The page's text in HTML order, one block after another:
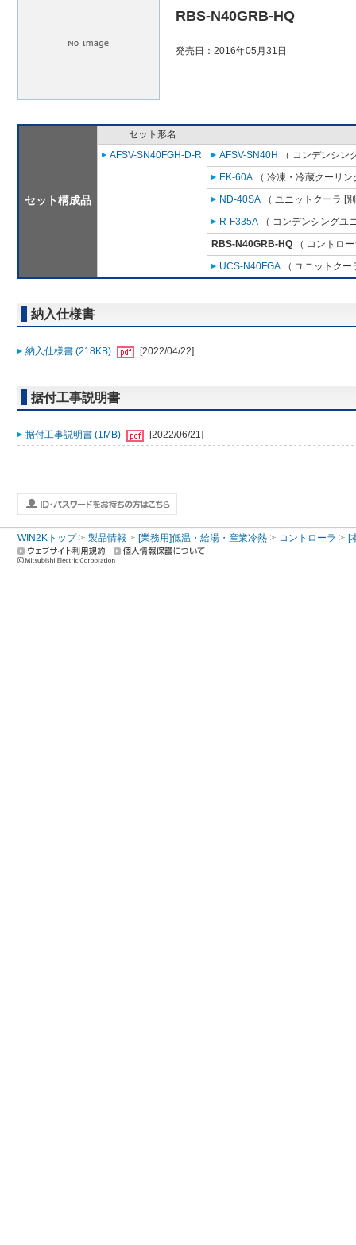
RBS-N40GRB-HQ
発売日：2016年05月31日
セット構成品
セット形名
AFSV-SN40FGH-D-R
AFSV-SN40H
（ コンデンシン
EK-60A （ 冷凍・冷蔵クーリ
ND-40SA （ ユニットクーラ [
R-F335A （ コンデンシングユ
RBS-N40GRB-HQ （ コントロ
UCS-N40FGA （ ユニットク
納入仕様書
納入仕様書 (218KB) [2022/04/22]
据付工事説明書
据付工事説明書 (1MB) [2022/06/21]
WIN2Kトップ 製品情報 [業務用]低温・給湯・産業冷熱 コントローラ [